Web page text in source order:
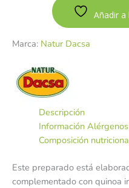
Añadir a
Marca: Natur Dacsa
Descripción
Información Alérgenos
Composición
Este preparado está
complementado con quinoa